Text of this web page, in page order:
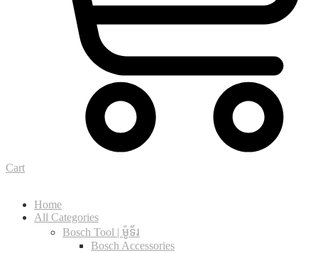
Cart
Home
All Categories
Bosch Tool | ម៉ូទ័រ
Bosch Accessories